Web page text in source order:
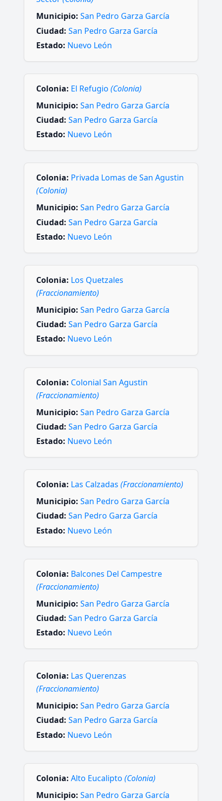
Municipio: San Pedro Garza García
Ciudad: San Pedro Garza García
Estado: Nuevo León
Colonia: El Refugio (Colonia)
Municipio: San Pedro Garza García
Ciudad: San Pedro Garza García
Estado: Nuevo León
Colonia: Privada Lomas de San Agustin
(Colonia)
Municipio: San Pedro Garza García
Ciudad: San Pedro Garza García
Estado: Nuevo León
Colonia: Los Quetzales
(Fraccionamiento)
Municipio: San Pedro Garza García
Ciudad: San Pedro Garza García
Estado: Nuevo León
Colonia: Colonial San Agustin
(Fraccionamiento)
Municipio: San Pedro Garza García
Ciudad: San Pedro Garza García
Estado: Nuevo León
Colonia: Las Calzadas (Fraccionamiento)
Municipio: San Pedro Garza García
Ciudad: San Pedro Garza García
Estado: Nuevo León
Colonia: Balcones Del Campestre
(Fraccionamiento)
Municipio: San Pedro Garza García
Ciudad: San Pedro Garza García
Estado: Nuevo León
Colonia: Las Querenzas
(Fraccionamiento)
Municipio: San Pedro Garza García
Ciudad: San Pedro Garza García
Estado: Nuevo León
Colonia: Alto Eucalipto (Colonia)
Municipio: San Pedro Garza García